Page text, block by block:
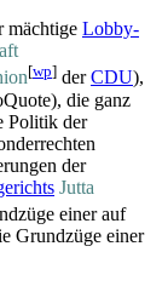
mächtige Lobby­
[wp] derCDU),
die ganz
Politik der
der
Jutta
einer auf
Grundzüge einer